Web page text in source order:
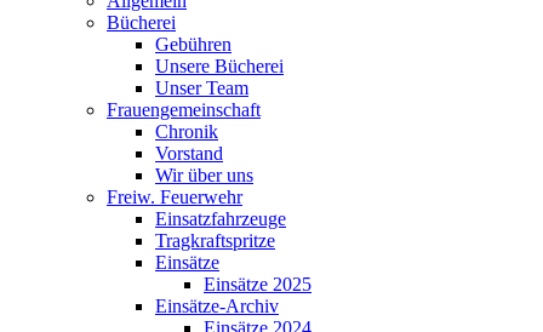
Bücherei
Gebühren
Unsere Bücherei
Unser Team
Frauengemeinschaft
Chronik
Vorstand
Wir über uns
Freiw. Feuerwehr
Einsatzfahrzeuge
Tragkraftspritze
Einsätze
Einsätze 2025
Einsätze-Archiv